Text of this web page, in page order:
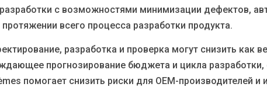
с возможностями минимизации дефектов,
всего процесса разработки продукта.
разработка и проверка могут снизить
прогнозирование бюджета и цикла разработки,
помогает снизить риски для OEM-